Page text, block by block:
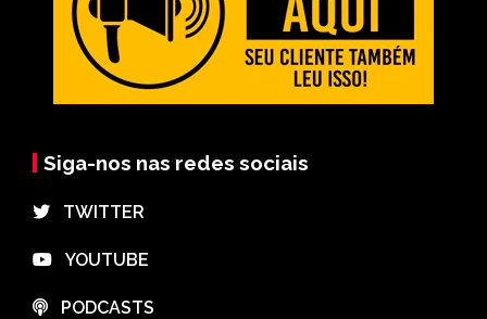
Siga-nos nas redes sociais
⠀TWITTER
⠀YOUTUBE
⠀PODCASTS